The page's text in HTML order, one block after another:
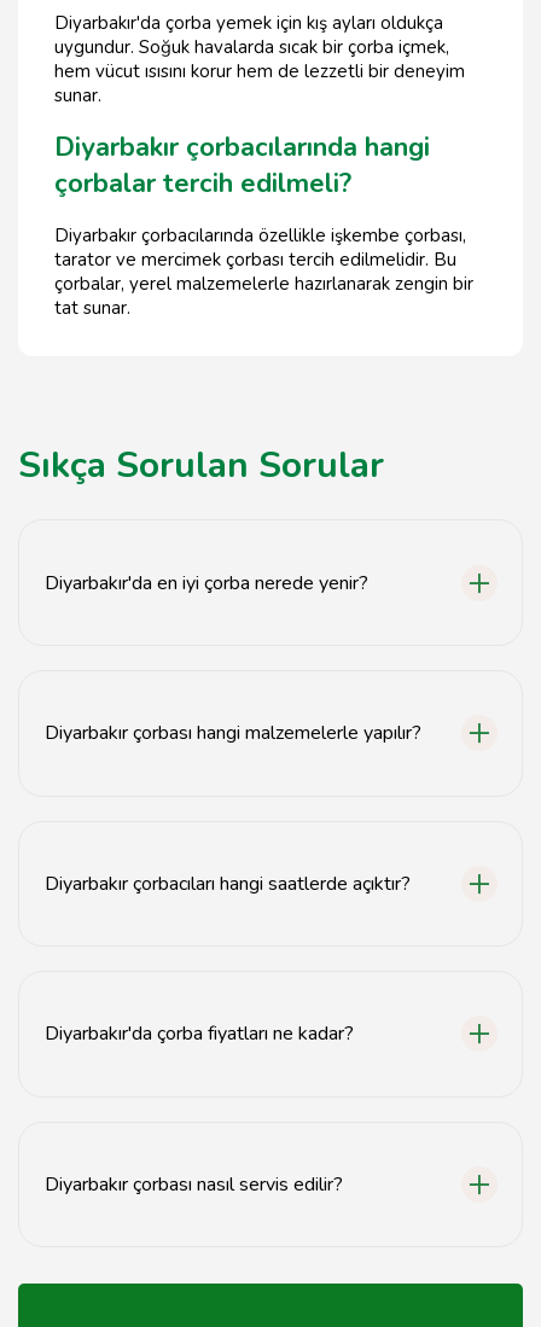
Diyarbakır'da çorba yemek için kış ayları oldukça
uygundur. Soğuk havalarda sıcak bir çorba içmek,
hem vücut ısısını korur hem de lezzetli bir deneyim
sunar.
Diyarbakır çorbacılarında hangi
çorbalar tercih edilmeli?
Diyarbakır çorbacılarında özellikle işkembe çorbası,
tarator ve mercimek çorbası tercih edilmelidir. Bu
çorbalar, yerel malzemelerle hazırlanarak zengin bir
tat sunar.
Sıkça Sorulan Sorular
Diyarbakır'da en iyi çorba nerede yenir?
Diyarbakır çorbası hangi malzemelerle yapılır?
Diyarbakır çorbacıları hangi saatlerde açıktır?
Diyarbakır'da çorba fiyatları ne kadar?
Diyarbakır çorbası nasıl servis edilir?
pul biber ile servis edilir.